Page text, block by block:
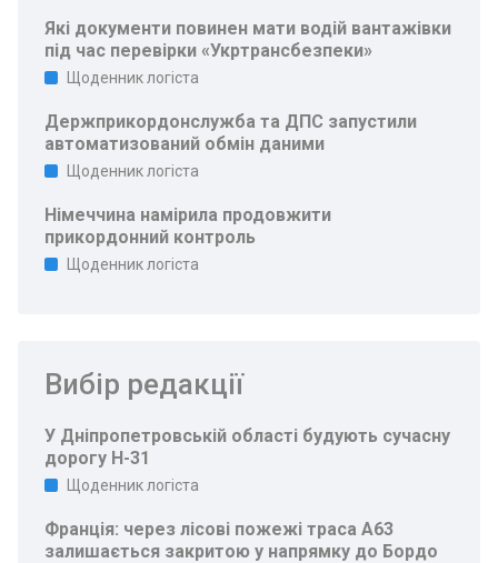
Які документи повинен мати водій вантажівки
під час перевірки «Укртрансбезпеки»
Щоденник логіста
Держприкордонслужба та ДПС запустили
автоматизований обмін даними
Щоденник логіста
Німеччина намірила продовжити
прикордонний контроль
Щоденник логіста
Вибір редакції
У Дніпропетровській області будують сучасну
дорогу Н-31
Щоденник логіста
Франція: через лісові пожежі траса A63
залишається закритою у напрямку до Бордо